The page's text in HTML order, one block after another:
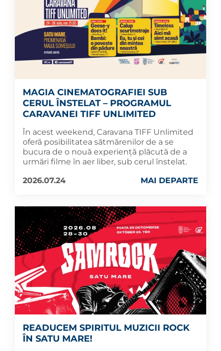
MAGIA CINEMATOGRAFIEI SUB
CERUL ÎNSTELAT – PROGRAMUL
CARAVANEI TIFF UNLIMITED
În acest weekend, Caravana TIFF Unlimited
oferă posibilitatea sătmărenilor de a se
bucura de o nouă experiență plăcută de a
urmări filme în aer liber, sub cerul înstelat.
2026.07.24
MAI DEPARTE
READUCEM SPIRITUL MUZICII ROCK
ÎN SATU MARE!